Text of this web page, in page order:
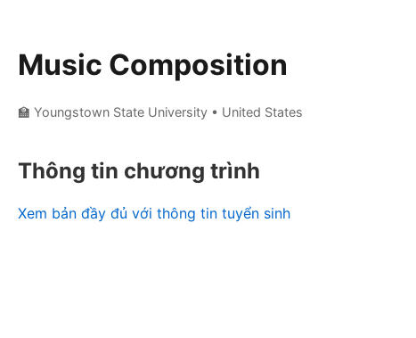
Music Composition
🏫 Youngstown State University • United States
Thông tin chương trình
Xem bản đầy đủ với thông tin tuyển sinh